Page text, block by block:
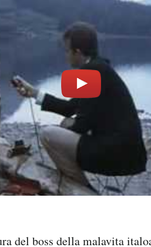
del boss della malavita